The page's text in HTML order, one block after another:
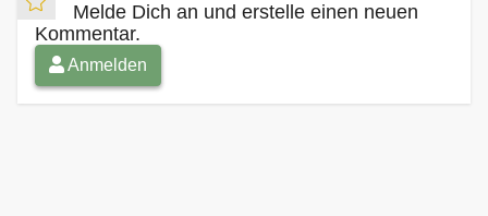
Melde Dich an und erstelle einen neuen
Kommentar.
Anmelden